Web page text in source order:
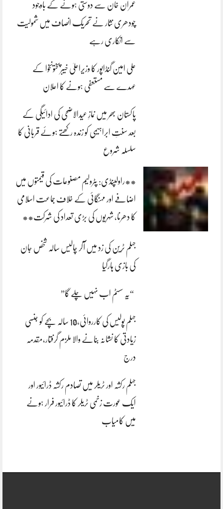
عمران خان سے دوستی ہونے کے باوجود
چودھری نثار نے تحریک انصاف میں شمولیت
سے انکاری رہے
علی امین گنڈاپور کا وزیراعلیٰ خیبرپختونخوا کے
عہدے سے مستعفی ہونے کا اعلان
پاکستان بھر میں نمازِ عیدالاضحی کی ادائیگی کے
بعد سنتِ ابراہیمی کو زندہ رکھتے ہوئے قربانی کا
سلسلہ شروع
**راولپنڈی: پٹرولیم مصنوعات کی قیمتوں میں
اضافے اور مہنگائی کے خلاف جماعت اسلامی
کا دھرنا، شہریوں کی بڑی تعداد کی شرکت**
جہلم ٹرین کی زد میں آکر چالیس سالہ شخص جان
کی بازی ہارگیا
“یہ سسٹم اب نہیں چلے گا”
جہلم پولیس کی کارروائی،10 سالہ بچے کو جنسی
زیادتی کا نشانہ بنانے والا ملزم گرفتار،مقدمہ
درج
جہلم رکشہ اور ٹریلر میں تصادم رکشہ ڈرائیور اور
ایک عورت زخمی ٹریلر کا ڈرائیور فرار ہونے
میں کامیاب